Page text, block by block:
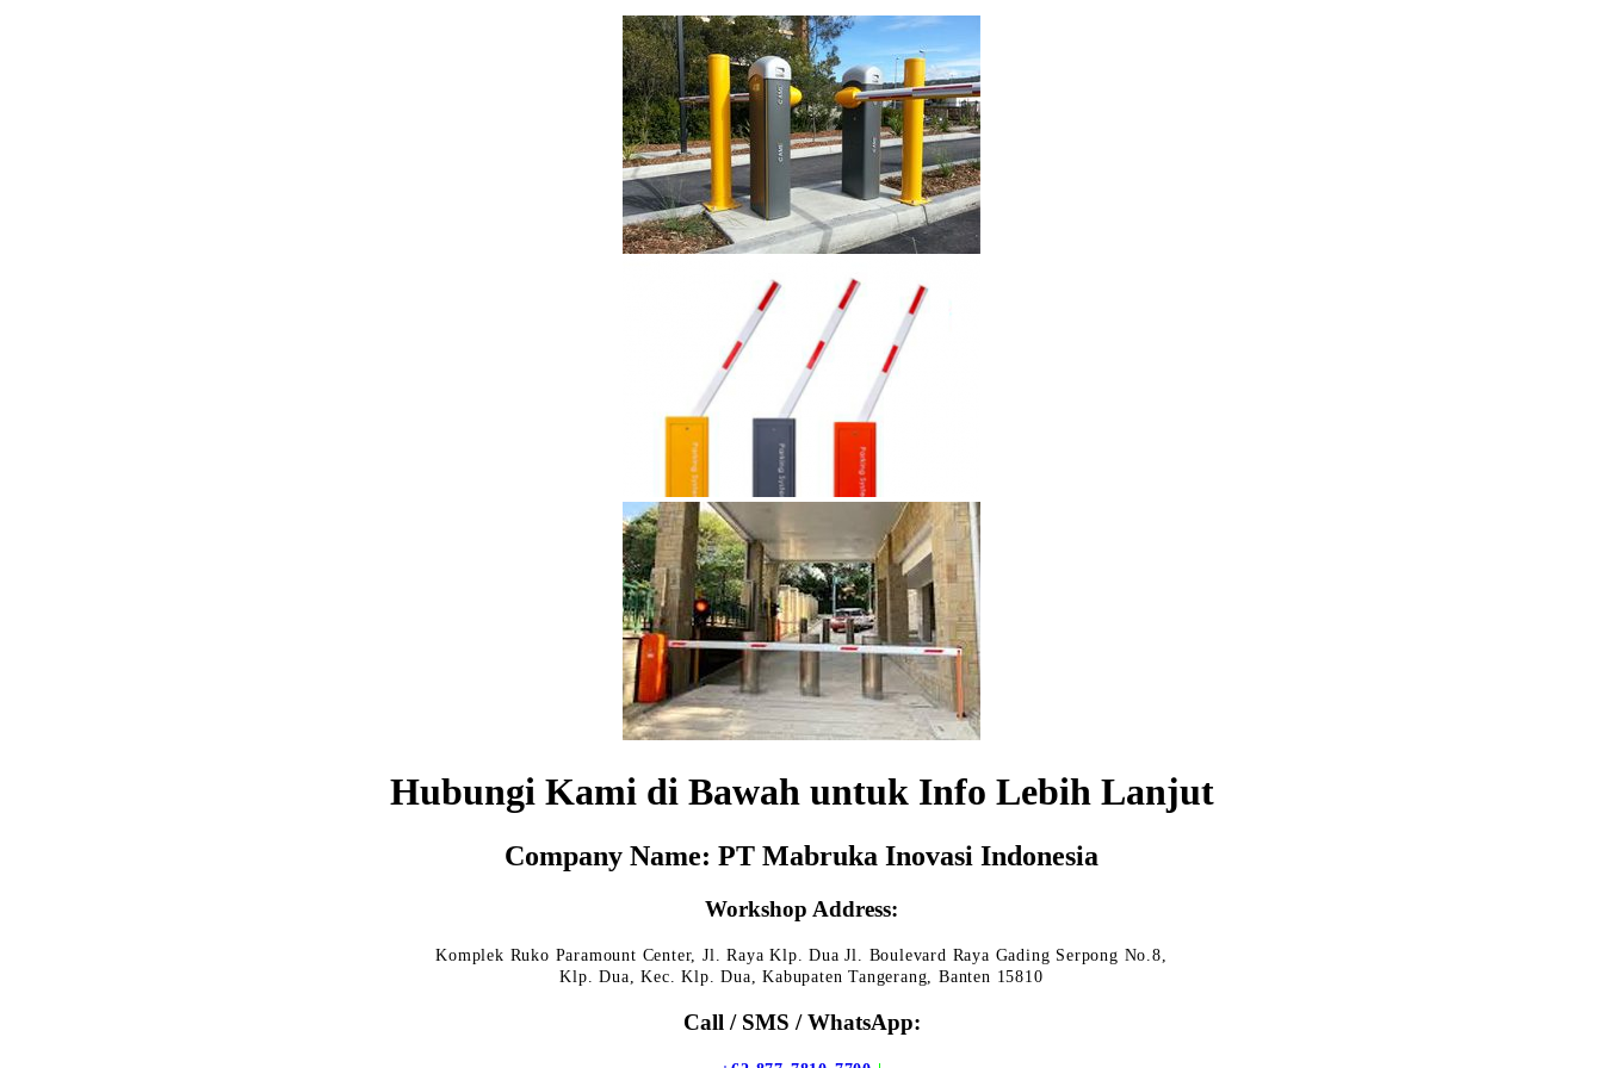
Hubungi Kami di Bawah untuk Info Lebih Lanjut
Company Name: PT Mabruka Inovasi Indonesia
Workshop Address:
Komplek Ruko Paramount Center, Jl. Raya Klp. Dua Jl. Boulevard Raya Gading Serpong No.8,
Klp. Dua, Kec. Klp. Dua, Kabupaten Tangerang, Banten 15810
Call / SMS / WhatsApp: